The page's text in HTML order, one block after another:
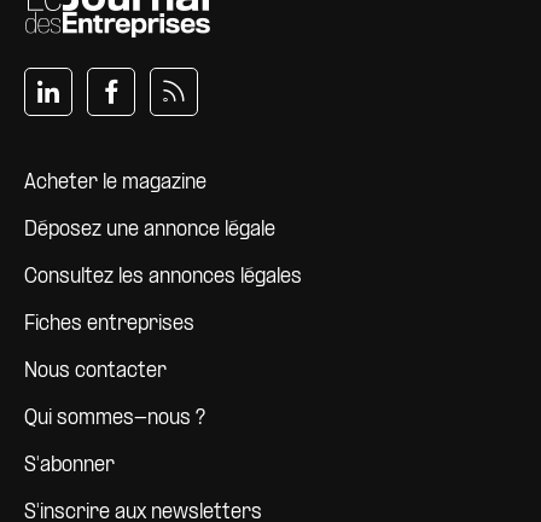
Pied de page
Acheter le magazine
Déposez une annonce légale
Consultez les annonces légales
Fiches entreprises
Nous contacter
Qui sommes-nous ?
S'abonner
S'inscrire aux newsletters